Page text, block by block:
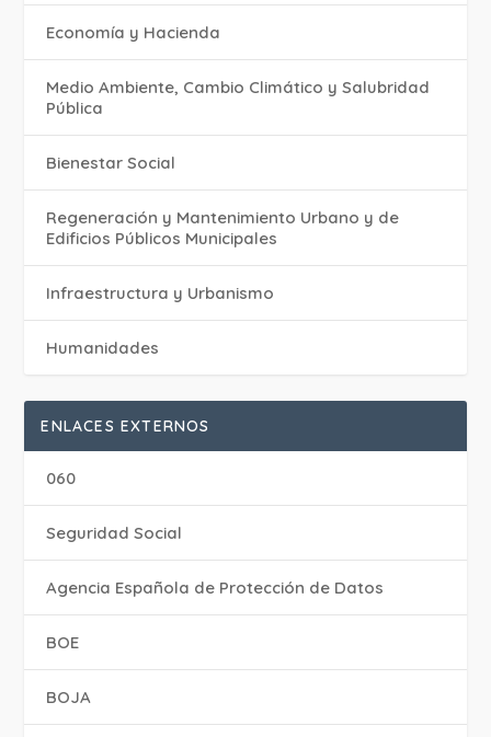
Economía y Hacienda
Medio Ambiente, Cambio Climático y Salubridad
Pública
Bienestar Social
Regeneración y Mantenimiento Urbano y de
Edificios Públicos Municipales
Infraestructura y Urbanismo
Humanidades
ENLACES EXTERNOS
060
Seguridad Social
Agencia Española de Protección de Datos
BOE
BOJA